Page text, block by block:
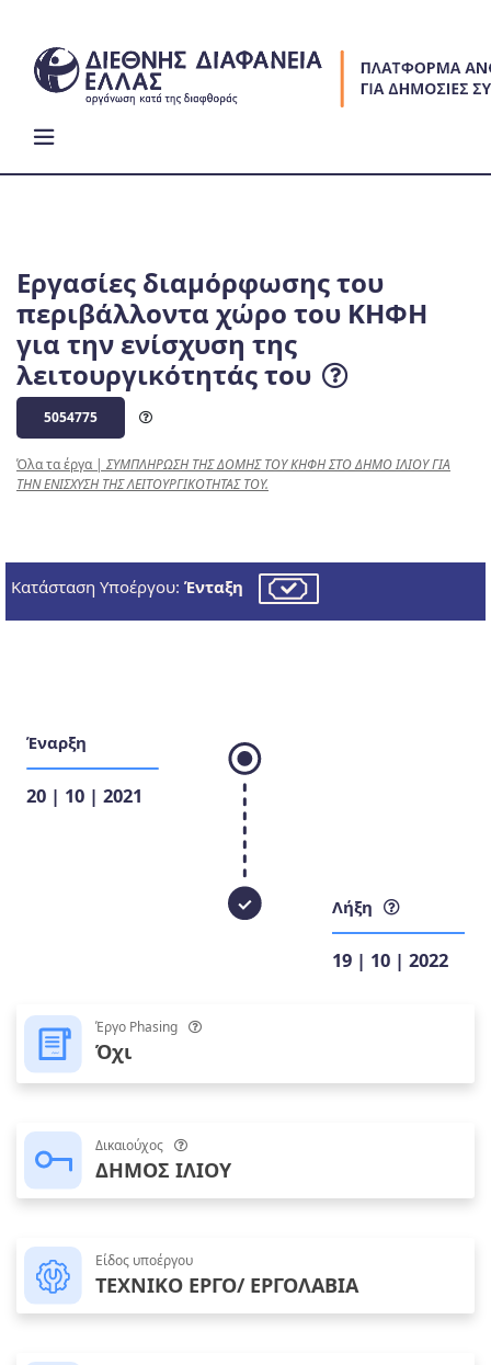
content
Εργασίες διαμόρφωσης του
περιβάλλοντα χώρο του ΚΗΦΗ
για την ενίσχυση της
λειτουργικότητάς του
5054775
Όλα τα έργα| ΣΥΜΠΛΗΡΩΣΗ ΤΗΣ ΔΟΜΗΣ ΤΟΥ ΚΗΦΗ ΣΤΟ ΔΗΜΟ ΙΛΙΟΥ ΓΙΑ
ΤΗΝ ΕΝΙΣΧΥΣΗ ΤΗΣ ΛΕΙΤΟΥΡΓΙΚΟΤΗΤΑΣ ΤΟΥ.
Κατάσταση Υποέργου: Ένταξη
Έναρξη
20 | 10 | 2021
Λήξη
19 | 10 | 2022
Έργο Phasing
Όχι
Δικαιούχος
ΔΗΜΟΣ ΙΛΙΟΥ
Είδος υποέργου
ΤΕΧΝΙΚΟ ΕΡΓΟ/ ΕΡΓΟΛΑΒΙΑ